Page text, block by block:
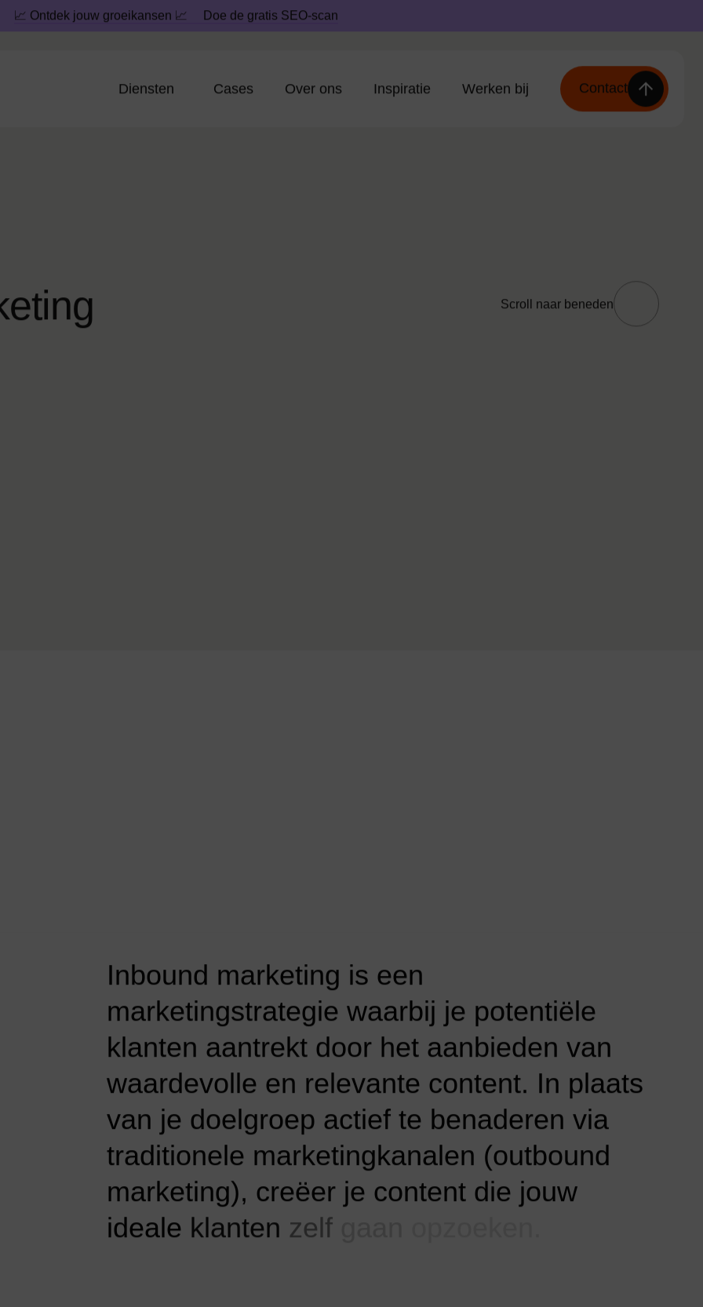
📈 Ontdek jouw groeikansen 📈 Doe de gratis SEO-scan
Diensten Cases Over ons Inspiratie Werken bij
eting Scroll naar beneden
Inbound marketing is een
marketingstrategie waarbij je potentiële
klanten aantrekt door het aanbieden van
waardevolle en relevante content. In plaats
van je doelgroep actief te benaderen via
traditionele marketingkanalen (outbound
marketing), creëer je content die jouw
ideale klanten zelf